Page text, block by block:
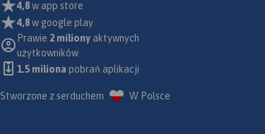
4,8w app store
4,8w google play
Prawie 2 miliony aktywnych
użytkowników
1.5 miliona pobrań aplikacji
Stworzone z serduchem W Polsce